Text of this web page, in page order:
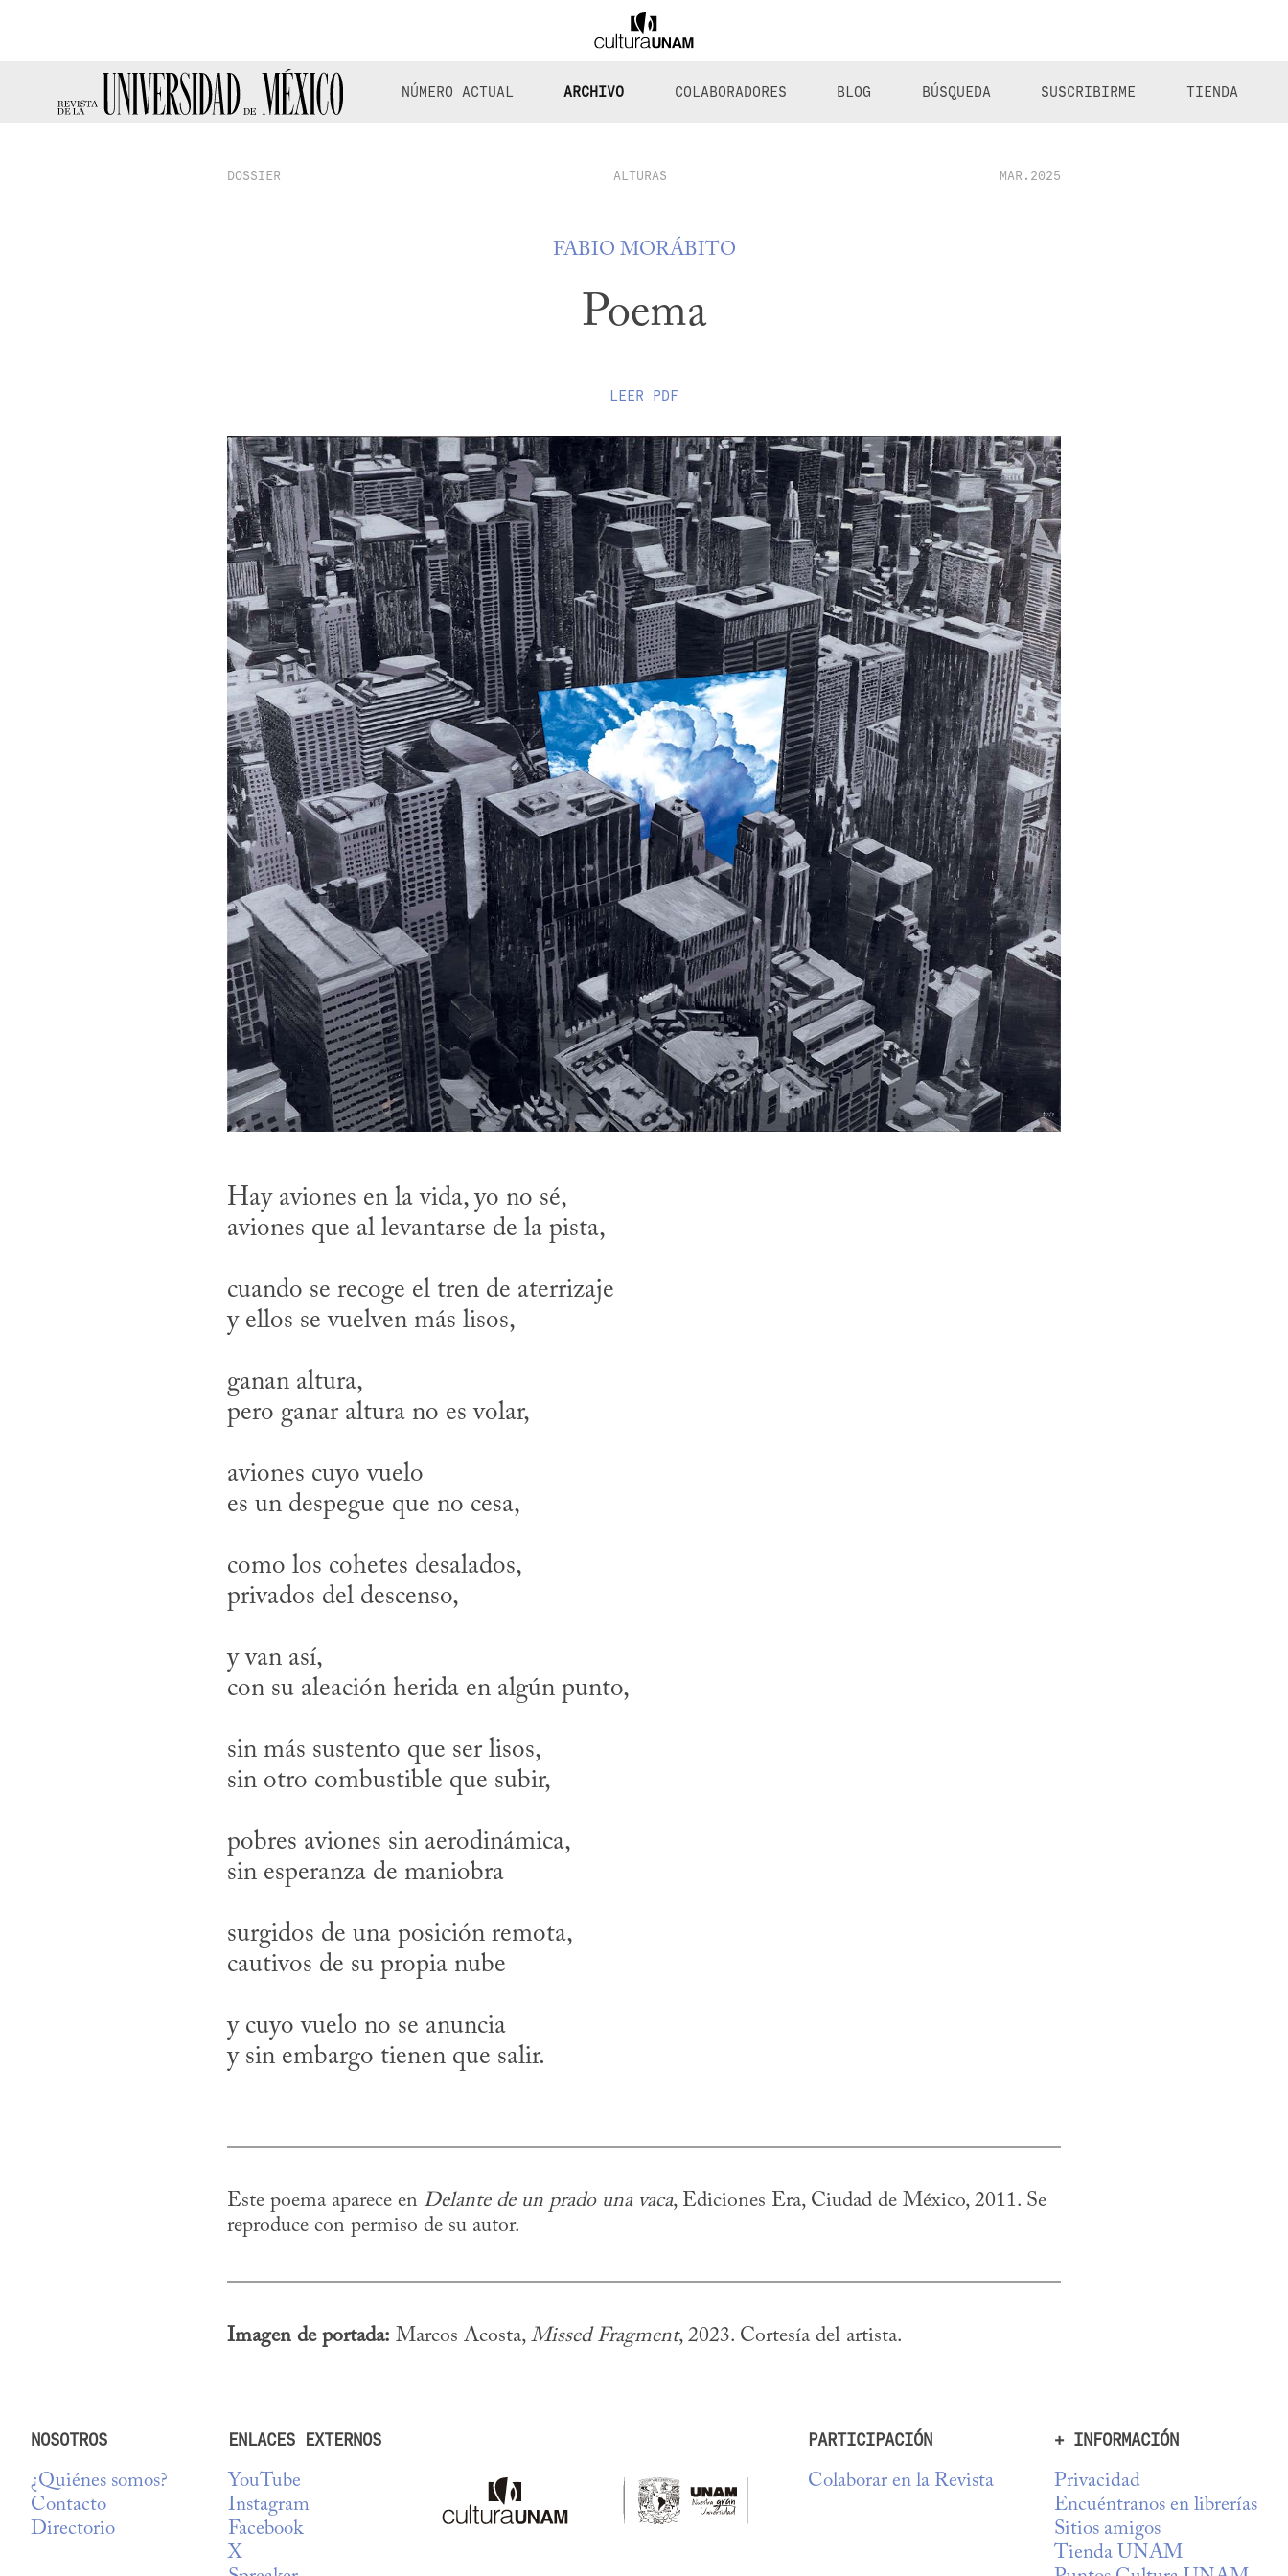
NÚMERO ACTUAL ARCHIVO COLABORADORES BLOG BÚSQUEDA SUSCRIBIRME TIENDA
DOSSIER ALTURAS MAR.2025
FABIO MORÁBITO
Poema
LEER PDF
Hay aviones en la vida, yo no sé,
cuando se recoge el tren de aterrizaje
ganan altura,
aviones cuyo vuelo
como los cohetes desalados,
y van así,
sin más sustento que ser lisos,
pobres aviones sin aerodinámica,
sin esperanza de maniobra
surgidos de una posición remota,
y cuyo vuelo no se anuncia
Este poema aparece en Delante de un prado una vaca, Ediciones Era, Ciudad de México, 2011. Se
reproduce con permiso de su autor.
Imagen de portada: Marcos Acosta, Missed Fragment, 2023. Cortesía del artista.
NOSOTROS
¿Quiénes somos?
Contacto
Directorio
ENLACES EXTERNOS
YouTube
Instagram
Facebook
X
PARTICIPACIÓN
Colaborar en la Revista
+ INFORMACIÓN
Privacidad
Encuéntranos en librerías
Sitios amigos
Tienda UNAM